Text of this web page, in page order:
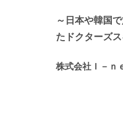
～日本や韓国
たドクターズ
株式会社Ｉ－ｎ